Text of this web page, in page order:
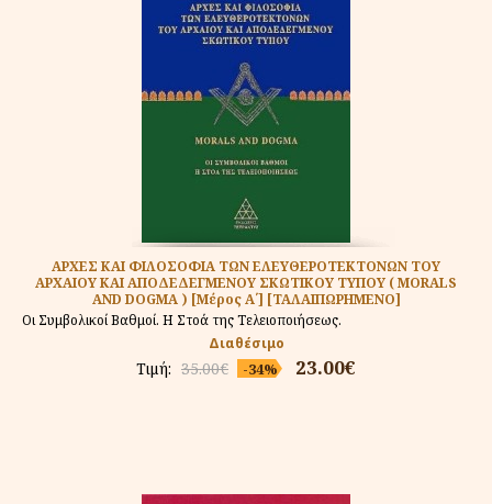
ΑΡΧΕΣ ΚΑΙ ΦΙΛΟΣΟΦΙΑ ΤΩΝ ΕΛΕΥΘΕΡΟΤΕΚΤΟΝΩΝ ΤΟΥ
ΑΡΧΑΙΟΥ ΚΑΙ ΑΠΟΔΕΔΕΓΜΕΝΟΥ ΣΚΩΤΙΚΟΥ ΤΥΠΟΥ ( MORALS
AND DOGMA ) [Μέρος Α΄] [ΤΑΛΑΙΠΩΡΗΜΕΝΟ]
Οι Συμβολικοί Βαθμοί. Η Στοά της Τελειοποιήσεως.
Διαθέσιμο
Τιμή: 35.00€ -34% 23.00€